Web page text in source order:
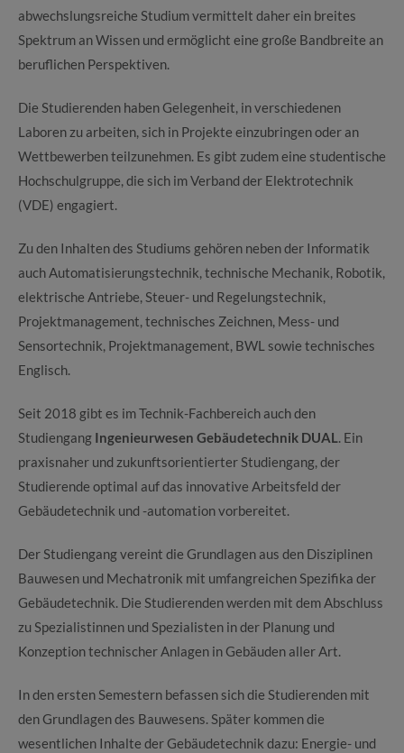
abwechslungsreiche Studium vermittelt daher ein breites
Spektrum an Wissen und ermöglicht eine große Bandbreite an
beruflichen Perspektiven.
Die Studierenden haben Gelegenheit, in verschiedenen
Laboren zu arbeiten, sich in Projekte einzubringen oder an
Wettbewerben teilzunehmen. Es gibt zudem eine studentische
Hochschulgruppe, die sich im Verband der Elektrotechnik
(VDE) engagiert.
Zu den Inhalten des Studiums gehören neben der Informatik
auch Automatisierungstechnik, technische Mechanik, Robotik,
elektrische Antriebe, Steuer- und Regelungstechnik,
Projektmanagement, technisches Zeichnen, Mess- und
Sensortechnik, Projektmanagement, BWL sowie technisches
Englisch.
Seit 2018 gibt es im Technik-Fachbereich auch den
Studiengang Ingenieurwesen Gebäudetechnik DUAL. Ein
praxisnaher und zukunftsorientierter Studiengang, der
Studierende optimal auf das innovative Arbeitsfeld der
Gebäudetechnik und -automation vorbereitet.
Der Studiengang vereint die Grundlagen aus den Disziplinen
Bauwesen und Mechatronik mit umfangreichen Spezifika der
Gebäudetechnik. Die Studierenden werden mit dem Abschluss
zu Spezialistinnen und Spezialisten in der Planung und
Konzeption technischer Anlagen in Gebäuden aller Art.
In den ersten Semestern befassen sich die Studierenden mit
den Grundlagen des Bauwesens. Später kommen die
wesentlichen Inhalte der Gebäudetechnik dazu: Energie- und